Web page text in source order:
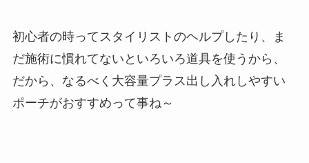
初心者の時ってスタイリストのヘルプしたり、ま
だ施術に慣れてないといろいろ道具を使うから、
だから、なるべく大容量プラス出し入れしやすい
ポーチがおすすめって事ね～